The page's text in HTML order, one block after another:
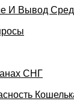
И Вывод
СНГ